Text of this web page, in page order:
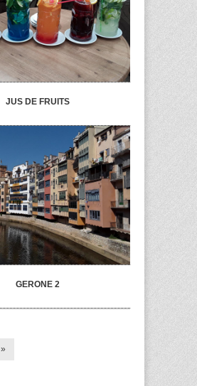
JUS DE FRUITS
GERONE 2
»